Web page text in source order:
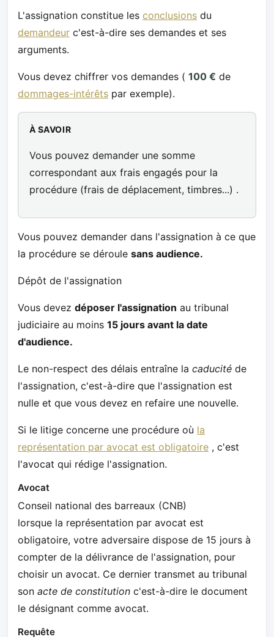
L'assignation constitue les conclusions du
demandeur c'est-à-dire ses demandes et ses
arguments.
Vous devez chiffrer vos demandes ( 100 € de
dommages-intérêts par exemple).
À SAVOIR
Vous pouvez demander une somme
correspondant aux frais engagés pour la
procédure (frais de déplacement, timbres...) .
Vous pouvez demander dans l'assignation à ce que
la procédure se déroule sans audience.
Dépôt de l'assignation
Vous devez déposer l'assignation au tribunal
judiciaire au moins 15 jours avant la date
d'audience.
Le non-respect des délais entraîne la caducité de
l'assignation, c'est-à-dire que l'assignation est
nulle et que vous devez en refaire une nouvelle.
Si le litige concerne une procédure où la
représentation par avocat est obligatoire , c'est
l'avocat qui rédige l'assignation.
Avocat
Conseil national des barreaux (CNB)
lorsque la représentation par avocat est
obligatoire, votre adversaire dispose de 15 jours à
compter de la délivrance de l'assignation, pour
choisir un avocat. Ce dernier transmet au tribunal
son acte de constitution c'est-à-dire le document
le désignant comme avocat.
Requête